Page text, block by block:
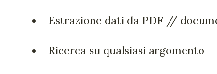
Estrazione dati da PDF //
Ricerca su qualsiasi argomento